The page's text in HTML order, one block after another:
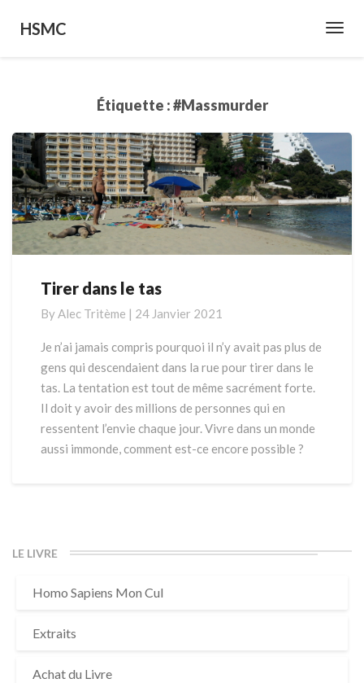
HSMC
Étiquette : #massmurder
T
i
r
e
d
a
n
s
l
Tirer dans le tas
ByAlec Tritème | 24 Janvier 2021
Je n’ai jamais compris pourquoi il n’y avait pas plus de
gens qui descendaient dans la rue pour tirer dans le
tas. La tentation est tout de même sacrément forte.
Il doit y avoir des millions de personnes qui en
ressentent l’envie chaque jour. Vivre dans un monde
aussi immonde, comment est-ce encore possible ?
LE LIVRE
Homo Sapiens Mon Cul
Extraits
Achat du Livre